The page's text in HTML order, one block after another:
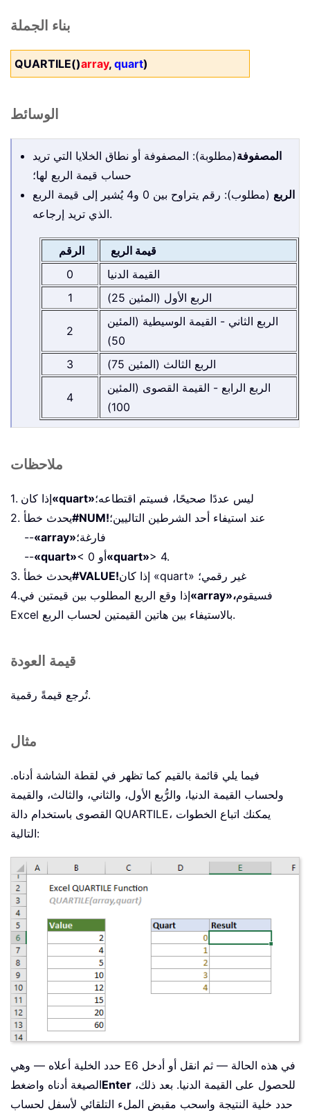
بناء الجملة
QUARTILE()array, quart)
الوسائط
المصفوفة(مطلوبة): المصفوفة أو نطاق الخلايا التي تريد
حساب قيمة الربع لها؛
الربع
(مطلوب): رقم يتراوح بين 0 و4 يُشير إلى قيمة الربع
الذي تريد إرجاعه.
الرقم
قيمة الربع
0
القيمة الدنيا
1
الربع الأول (المئين 25)
2
الربع الثاني - القيمة الوسيطية (المئين
50)
3
الربع الثالث (المئين 75)
4
الربع الرابع - القيمة القصوى (المئين
100)
ملاحظات
1. إذا كان«quart»ليس عددًا صحيحًا، فسيتم اقتطاعه؛
2. يحدث خطأ#NUM!عند استيفاء أحد الشرطين التاليين؛
--«array»فارغة؛
--«quart» < 0 أو«quart»> 4.
3. يحدث خطأ#VALUE!
إذا كان «quart» غير رقمي؛
4.إذا وقع الربع المطلوب بين قيمتين في«array»،فسيقوم
Excel بالاستيفاء بين هاتين القيمتين لحساب الربع.
قيمة العودة
تُرجع قيمةً رقمية.
مثال
فيما يلي قائمة بالقيم كما تظهر في لقطة الشاشة أدناه.
ولحساب القيمة الدنيا، والرُّبع الأول، والثاني، والثالث، والقيمة
القصوى باستخدام دالة QUARTILE، يمكنك اتباع الخطوات
التالية:
حدد الخلية أعلاه — وهي E6 في هذه الحالة — ثم انقل أو أدخل
الصيغة أدناه واضغطEnter
حدد خلية النتيجة واسحب مقبض الملء التلقائي لأسفل لحساب